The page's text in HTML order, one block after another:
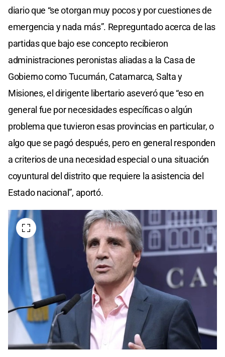
diario que “se otorgan muy pocos y por cuestiones de
emergencia y nada más”. Repreguntado acerca de las
partidas que bajo ese concepto recibieron
administraciones peronistas aliadas a la Casa de
Gobierno como Tucumán, Catamarca, Salta y
Misiones, el dirigente libertario aseveró que “eso en
general fue por necesidades específicas o algún
problema que tuvieron esas provincias en particular, o
algo que se pagó después, pero en general responden
a criterios de una necesidad especial o una situación
coyuntural del distrito que requiere la asistencia del
Estado nacional”, aportó.